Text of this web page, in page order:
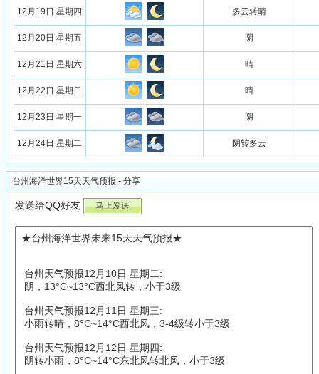
12月19日 星期四 多云转晴
12月20日 星期五 阴
12月21日 星期六 晴
12月22日 星期日 晴
12月23日 星期一 阴
12月24日 星期二 阴转多云
台州海洋世界15天天气预报 - 分享
发送给QQ好友